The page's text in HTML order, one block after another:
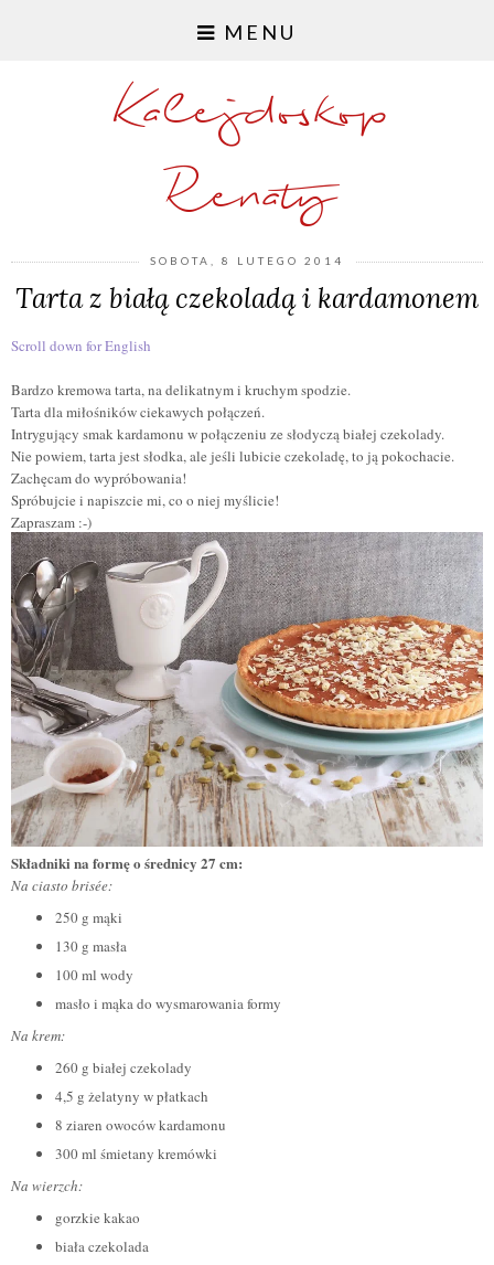
MENU
Kalejdoskop
Renaty
SOBOTA, 8 LUTEGO 2014
Tarta z białą czekoladą i kardamonem
Scroll down for English
Bardzo kremowa tarta, na delikatnym i kruchym spodzie.
Tarta dla miłośników ciekawych połączeń.
Intrygujący smak kardamonu w połączeniu ze słodyczą białej czekolady.
Nie powiem, tarta jest słodka, ale jeśli lubicie czekoladę, to ją pokochacie.
Zachęcam do wypróbowania!
Spróbujcie i napiszcie mi, co o niej myślicie!
Zapraszam :-)
Składniki na formę o średnicy 27 cm:
Na ciasto brisée:
250 g mąki
130 g masła
100 ml wody
masło i mąka do wysmarowania formy
Na krem:
260 g białej czekolady
4,5 g żelatyny w płatkach
8 ziaren owoców kardamonu
300 ml śmietany kremówki
Na wierzch:
gorzkie kakao
biała czekolada